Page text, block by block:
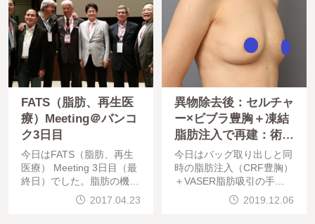
FATS（脂肪、再生医
療）Meeting＠バンコ
ク3日目
今日はFATS（脂肪、再生
医療） Meeting 3日目（最
終日）でした。脂肪の機能
についてのまとめと今後の
活用法、脂肪注入のキーポ
2017.04.23
異物除去後：セルチャ
ー×ビブラ豊胸＋凍結
脂肪注入で再建：術後
6か月：異物無しで自
然なバストに
今日はバッグ取り出しと同
時の脂肪注入（CRF豊胸）
＋VASER脂肪吸引の手術
でした。手術は問題なく終
わっています。お疲れ様で
2019.12.06